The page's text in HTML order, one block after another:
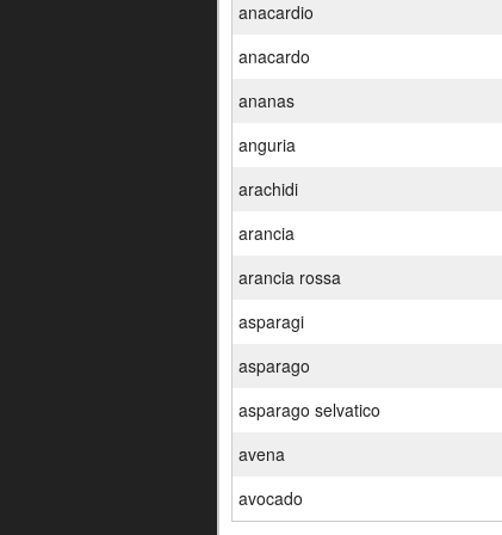
anacardio
anacardo
ananas
anguria
arachidi
arancia
arancia rossa
asparagi
asparago
asparago selvatico
avena
avocado